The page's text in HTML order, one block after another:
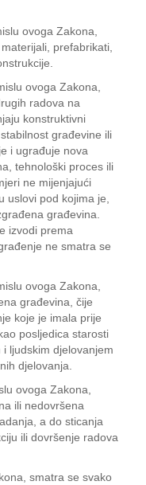
ovoga Zakona,
prefabrikati,
ovoga Zakona,
radova na
konstruktivni
građevine ili
i ugrađuje nova
tehnološki proces ili
ne mijenjajući
uslovi pod kojima je,
građevina.
izvodi prema
ne smatra se
ovoga Zakona,
građevina, čije
koje je imala prije
posljedica starosti
ljudskim djelovanjem
djelovanja.
ovoga Zakona,
ili nedovršena
a do sticanja
ili dovršenje radova
smatra se svako